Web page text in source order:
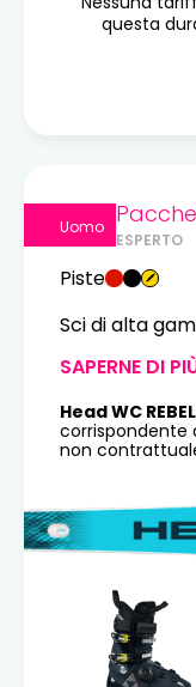
questa
Uomo
ESPERTO
Piste
Sci di alta
SAPERNE DI
Head WC
corrispondente
non